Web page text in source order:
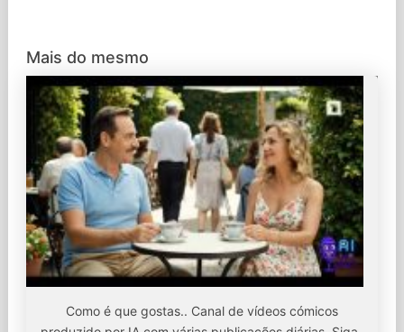
Mais do mesmo
Como é que gostas.. Canal de vídeos cómicos